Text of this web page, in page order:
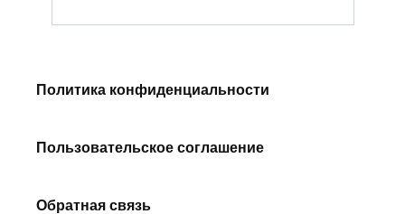
Политика конфиденциальности
Пользовательское соглашение
Обратная связь